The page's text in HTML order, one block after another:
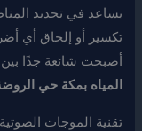
يساعد في تحديد
تكسير أو إلحاق أي
أصبحت شائعة جدًا
المياه بمكة حي
تقنية الموجات